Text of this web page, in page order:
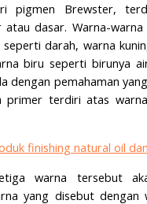
pigmen Brewster,
atau dasar. Warna-
darah, warna
biru seperti birunya
dengan pemahaman
primer terdiri atas
warna tersebut
yang disebut dengan